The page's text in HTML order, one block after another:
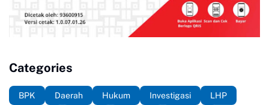
Categories
BPK Daerah Hukum Investigasi
LHP